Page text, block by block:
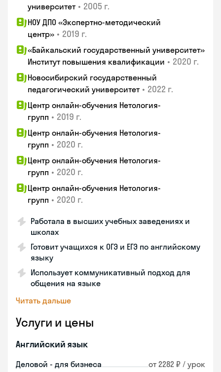
университет • 2005 г.
НОУ ДПО «Экспертно-методический
центр» • 2019 г.
«Байкальский государственный университет»
Институт повышения квалификации • 2020 г.
Новосибирский государственный
педагогический университет • 2022 г.
Центр онлайн-обучения Нетология-
групп • 2019 г.
Центр онлайн-обучения Нетология-
групп • 2020 г.
Центр онлайн-обучения Нетология-
групп • 2020 г.
Центр онлайн-обучения Нетология-
групп • 2020 г.
Работала в высших учебных заведениях и
школах
Готовит учащихся к ОГЭ и ЕГЭ по английскому
языку
Использует коммуникативный подход для
общения на языке
Читать дальше
Услуги и цены
Английский язык
Деловой - для бизнеса от 2282 ₽ / урок